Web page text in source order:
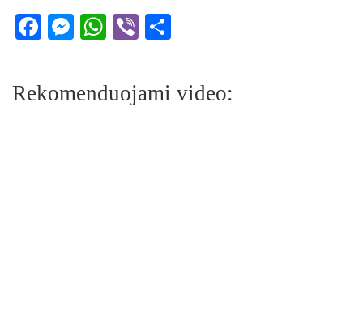
Facebook
Messenger
WhatsApp
Viber
Rekomenduojami video: